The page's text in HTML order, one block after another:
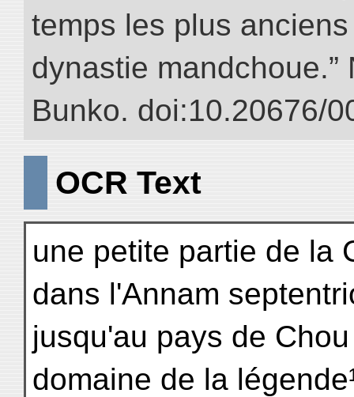
temps les plus
dynastie mandchoue.”
Bunko. doi:10.20676/
OCR Text
une petite partie de la
dans l'Annam
jusqu'au pays de
domaine de la